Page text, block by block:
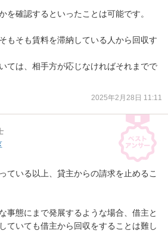
を確認するといったことは可能です。
もそも賃料を滞納している人から回収す
ては、相手方が応じなければそれまでで
2025年2月28日 11:11
ている以上、貸主からの請求を止めるこ
事態にまで発展するような場合、借主と
ていても借主から回収をすることは難し